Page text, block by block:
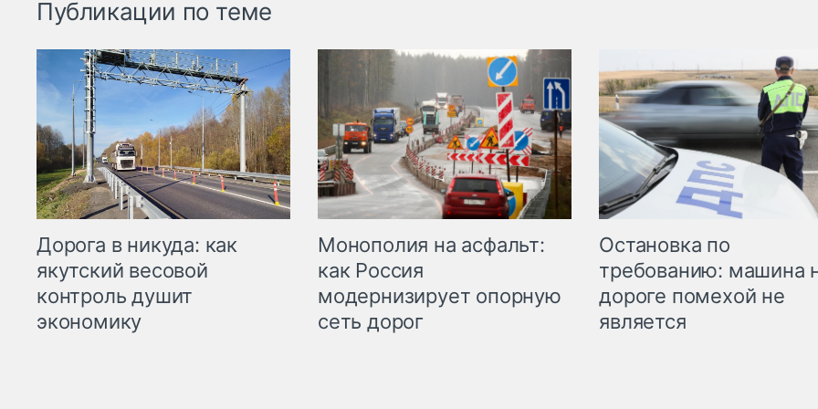
Публикации по теме
Дорога в никуда: как
якутский весовой
контроль душит
экономику
Монополия на асфальт:
как Россия
модернизирует опорную
сеть дорог
Остановка по
требованию: машина
дороге помехой не
является